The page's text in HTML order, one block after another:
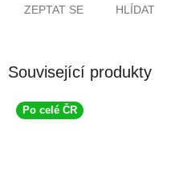
ZEPTAT SE HLÍDAT
Související produkty
Po celé ČR